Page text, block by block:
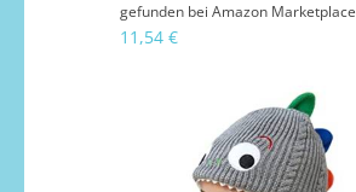
gefunden bei Amazon Marketplace
11,54 €